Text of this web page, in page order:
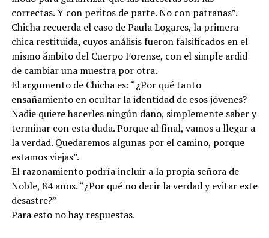
correctas. Y con peritos de parte. No con patrañas”.
Chicha recuerda el caso de Paula Logares, la primera
chica restituida, cuyos análisis fueron falsificados en el
mismo ámbito del Cuerpo Forense, con el simple ardid
de cambiar una muestra por otra.
El argumento de Chicha es: “¿Por qué tanto
ensañamiento en ocultar la identidad de esos jóvenes?
Nadie quiere hacerles ningún daño, simplemente saber y
terminar con esta duda. Porque al final, vamos a llegar a
la verdad. Quedaremos algunas por el camino, porque
estamos viejas”.
El razonamiento podría incluir a la propia señora de
Noble, 84 años. “¿Por qué no decir la verdad y evitar este
desastre?”
Para esto no hay respuestas.